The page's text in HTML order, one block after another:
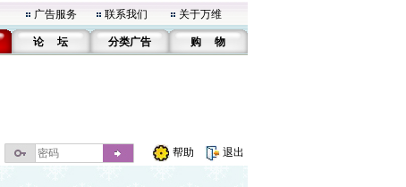
广告服务 联系我们 关于万维
论 坛 分类广告 购 物
帮助 退出